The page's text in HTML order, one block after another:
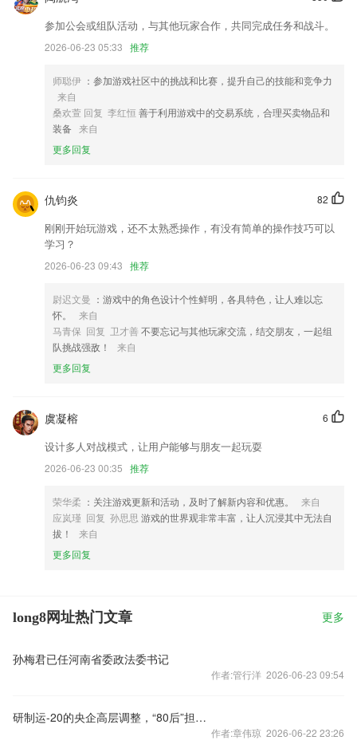
修复 今日头条视频解析偶现闪退问题。
开发商：北京有求必应科技有限公司
帖子回复支持消息通知，圈子互动更完善；
字体大小和图标尺寸优化
优化更新，增加机构订阅功能。
联系我们
改。
参加公会或组队活动，与其他玩家合作，共同完成任务和战斗。
2026-06-23 05:33 推荐
师聪伊 ：参加游戏社区中的挑战和比赛，提升自己的技能和竞争力
来自
桑欢萱 回复 李红恒 善于利用游戏中的交易系统，合理买卖物品和
装备 来自
更多回复
82
仇钧炎
刚刚开始玩游戏，还不太熟悉操作，有没有简单的操作技巧可以
学习？
2026-06-23 09:43 推荐
尉迟文曼 ：游戏中的角色设计个性鲜明，各具特色，让人难以忘
怀。
来自
马青保 回复 卫才善 不要忘记与其他玩家交流，结交朋友，一起组
队挑战强敌！
来自
更多回复
6
虞凝榕
设计多人对战模式，让用户能够与朋友一起玩耍
2026-06-23 00:35 推荐
荣华柔 ：关注游戏更新和活动，及时了解新内容和优惠。
来自
应岚瑾 回复 孙思思 游戏的世界观非常丰富，让人沉浸其中无法自
拔！
来自
更多回复
long8网址热门文章 更多
孙梅君已任河南省委政法委书记
作者:管行洋 2026-06-23 09:54
研制运-20的央企高层调整，“80后”担任总经理
作者:章伟琼 2026-06-22 23:26